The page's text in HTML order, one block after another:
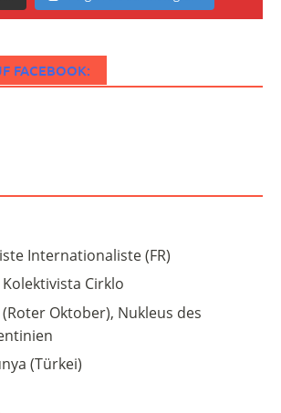
FACEBOOK:
Internationaliste (FR)
Cirklo
Oktober), Nukleus des
(Türkei)